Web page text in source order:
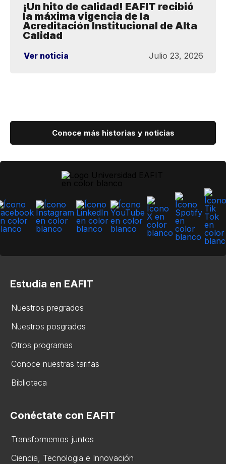
¡Un hito de calidad! EAFIT recibió
la máxima vigencia de la
Acreditación Institucional de Alta
Calidad
Ver noticia Julio 23, 2026
Conoce más historias y noticias
Estudia en EAFIT
Nuestros pregrados
Nuestros posgrados
Otros programas
Conoce nuestras tarifas
Biblioteca
Conéctate con EAFIT
Transformemos juntos
Ciencia, Tecnologia e Innovación